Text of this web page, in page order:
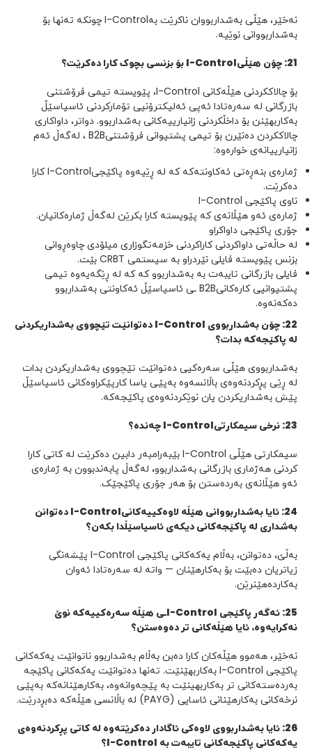
نەخێر، هێڵی بەشداربووان ناکرێت بەI-Control چونکە تەنها بۆ
بەشداربووانی نوێیە.
21
: چۆن هێڵیI-Control بۆ بزنسی بچوک کارا دەکرێت؟
بۆ چالاککردنی هێڵەکانی I-Control، پێویستە تیمی فرۆشتنی
بازرگانی لە سەرەتادا ئەپی ئەلیکترۆنیی تۆمارکردنی ئاسیاسێڵ
بەکاربهێنن بۆ داخڵکردنی زانیارییەکانی بەشداربوو. دواتر، داواکاری
چالاککردن دەنێرن بۆ تیمی پشتیوانی فرۆشتنیB2B ، لەگەڵ ئەم
زانیارییانەی خوارەوە:
ژمارەی بنەڕەتی ئەکاونتەکە کە لە ڕێیەوە پاکێجیI-Control کارا
دەکرێت.
ناوی پاکێجی I-Control
ژمارەی ئەو هێڵانەی کە پێویستە کارا بکرێن لەگەڵ ژمارەکانیان.
جۆری پاکێجی داواکراو
لە حاڵەتی داواکردنی کاراکردنی خزمەتگوزاری میلۆدی چاوەڕوانی
بزنس پێویستە فایلی نێردراو بە سیستمی CRBT بێت.
فایلی بازرگانی تایبەت بە بەشداربوو کە کە لە ڕێگەیەوە تیمی
پشتیوانیی کارەکانیB2B ـی ئاسیاسێڵ ئەکاونتی بەشداربوو
دەکەنەوە.
22
: چۆن بەشداربووی I-Control دەتوانێت تێچووی بەشداریکردنی
لە پاکێجەکە بدات؟
بەشداربووی هێڵی سەرەکیی دەتوانێت تێچووی بەشداریکردن بدات
لە ڕێی پڕکردنەوەی باڵانسەوە بەپێی یاسا کارپێکراوەکانی ئاسیاسێڵ
پێش بەشداریکردن یان نوێکردنەوەی پاکێجەکە.
23
: نرخی سیمکارتیI-Control چەندە؟
سیمکارتی هێڵی I-Control بێبەرامبەر دابین دەکرێت لە کاتی کارا
کردنی هەژماری بازرگانی بەشداربوو، لەگەڵ پابەندبوون بە ژمارەی
ئەو هێڵانەی بەردەستن بۆ هەر جۆری پاکێجێک.
24
: ئایا بەشداربووانی هێڵە لاوەکییەکانیI-Control دەتوانن
بەشداری لە پاکێجەکانی دیکەی ئاسیاسێڵدا بکەن؟
بەڵێ، دەتوانن، بەڵام یەکەکانی پاکێجی I-Control پێشەنگی
زیاتریان دەبێت بۆ بەکارهێنان — واتە لە سەرەتادا ئەوان
بەکاردەهێنرێن.
25
: ئەگەر پاکێجی I-Controlـی هێڵە سەرەکییەکە نوێ
نەکرایەوە، ئایا هێڵەکانی تر دەوەستن؟
نەخێر، هەموو هێڵەکان کارا دەبن بەڵام بەشداربوو ناتوانێت یەکەکانی
پاکێجی I-Control بەکاربهێنێت. تەنها دەتوانێت یەکەکانی پاکێجە
بەردەستەکانی تر بەکاربهینێت بە پێچەوانەوە، بەکارهێنانەکە بەپێی
نرخەکانی بەکارهێنانی ئاسایی (PAYG) لە باڵانسی هێڵەکە دەبڕدرێت.
26
: ئایا بەشداربووی لاوەکی ئاگادار دەکرێتەوە لە کاتی پڕکردنەوەی
یەکەکانی پاکێجەکانی تایبەت بە I-Control؟